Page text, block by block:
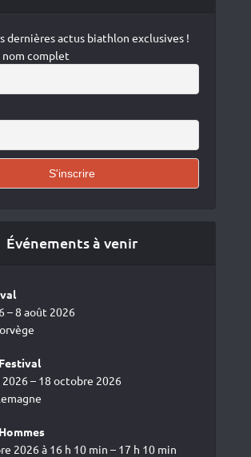
dernières actus biathlon exclusives !
nom complet
Événements à venir
– 8 août 2026
– 18 octobre 2026
2026 à 16 h 10 min – 17 h 10 min